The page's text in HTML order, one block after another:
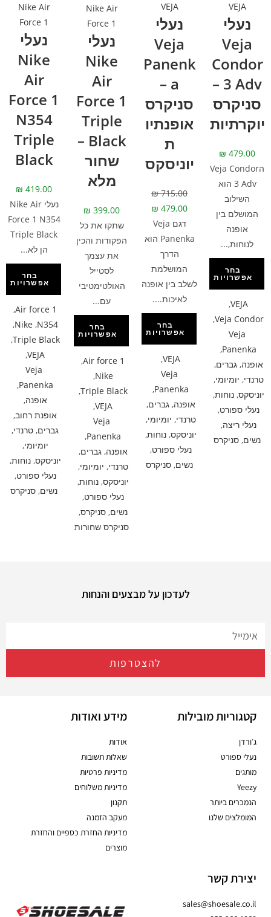
VEJA
נעלי
Veja
Condor
3 Adv –
סניקרס
יוקרתיות
₪ 479.00
הVeja Condor
3 Adv הוא
השילוב
המושלם בין
אופנה
לנוחות,...
בחר
אפשרויות
VEJA
,
Veja Condor
,
Veja
Panenka
,
אופנה,גברים,
טרנדי, יומיומי,
יוניסקס,נוחות,
נעלי ספורט,
נעלי ריצה,
נשים, סניקרס
VEJA
נעלי
Veja
Panenk
a –
סניקרס
אופנתיו
ת
יוניסקס
₪715.00
₪ 479.00
דגם Veja
Panenka הוא
הדרך
המושלמת
לשלב בין אופנה
לאיכות....
בחר
אפשרויות
VEJA
,
Veja
Panenka
,
אופנה,גברים,
טרנדי, יומיומי,
יוניסקס,נוחות,
נעלי ספורט,
נשים, סניקרס
Nike Air
Force 1
נעלי
Nike
Air
Force 1
Triple
Black –
שחור
מלא
₪ 399.00
שתקו את כל
הפקודות והכין
את עצמך
לסטייל
האולטימטיבי
עם...
בחר
אפשרויות
Air force 1
,
Nike
,
Triple Black
,
VEJA
,
Veja
Panenka
,
אופנה,גברים,
טרנדי, יומיומי,
יוניסקס,נוחות,
נעלי ספורט,
נשים,סניקרס,
סניקרס שחורות
Nike Air
Force 1
נעלי
Nike
Air
Force 1
N354
Triple
Black
₪ 419.00
נעלי Nike Air
Force 1 N354
Triple Black
הן לא...
בחר
אפשרויות
Air force 1
,
N354
,
Nike
,
Triple Black
,
VEJA
,
Veja
Panenka
,
אופנה,
אופנת רחוב,
גברים, טרנדי,
יומיומי,
יוניסקס,נוחות,
נעלי ספורט,
נשים, סניקרס
לעדכון על מבצעים והנחות
להצטרפות
קטגוריות מובילות
ג׳ורדן
נעלי ספורט
מותגים
Yeezy
הנמכרים ביותר
המומלצים שלנו
מידע ואודות
אודות
שאלות תשובות
מדיניות פרטיות
מדיניות משלוחים
תקנון
מעקב הזמנה
מדיניות החזרת כספיים והחזרת
מוצרים
יצירת קשר
sales@shoesale.co.il